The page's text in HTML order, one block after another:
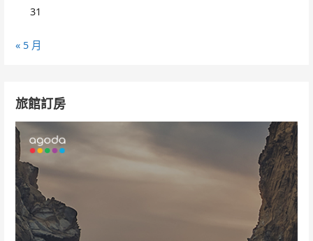
31
« 5 月
旅館訂房